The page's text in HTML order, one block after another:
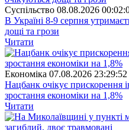
Суспiльство 08.08.2026
В Україні 8-9 серпня
дощі та грози
Читати
Економіка 07.08.2026 23:29:52
Нацбанк очікує прискорення
зростання економіки на 1,8%
Читати